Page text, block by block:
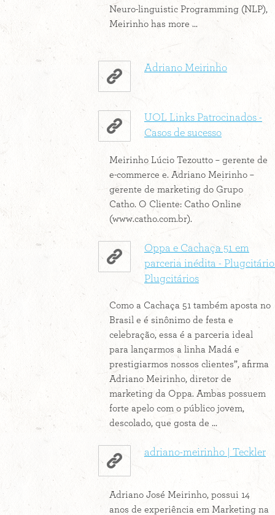
Neuro-linguistic Programming (NLP),
Meirinho has more ...
Adriano Meirinho
UOL Links Patrocinados -
Casos de sucesso
Meirinho Lúcio Tezoutto – gerente de
e-commerce e. Adriano Meirinho –
gerente de marketing do Grupo
Catho. O Cliente: Catho Online
(www.catho.com.br).
Oppa e Cachaça 51 em
parceria inédita -
Plugcitários
Como a Cachaça 51 também aposta no
Brasil e é sinônimo de festa e
celebração, essa é a parceria ideal
para lançarmos a linha Madá e
prestigiarmos nossos clientes”, afirma
Adriano Meirinho, diretor de
marketing da Oppa. Ambas possuem
forte apelo com o público jovem,
descolado, que gosta de ...
adriano-meirinho | Teckler
Adriano José Meirinho, possui 14
anos de experiência em Marketing na